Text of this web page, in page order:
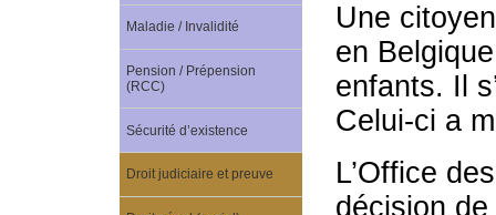
Une
en
enfants. Il
Celui-ci a
L’Office
décision
Maladie / Invalidité
Pension / Prépension
(RCC)
Sécurité d’existence
Droit judiciaire et preuve